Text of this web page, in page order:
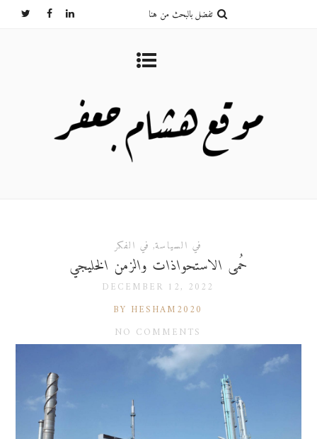
في السياسة, في الفكر
حُمى الاستحواذات والزمن الخليجي
DECEMBER 12, 2022
BY HESHAM2020
NO COMMENTS